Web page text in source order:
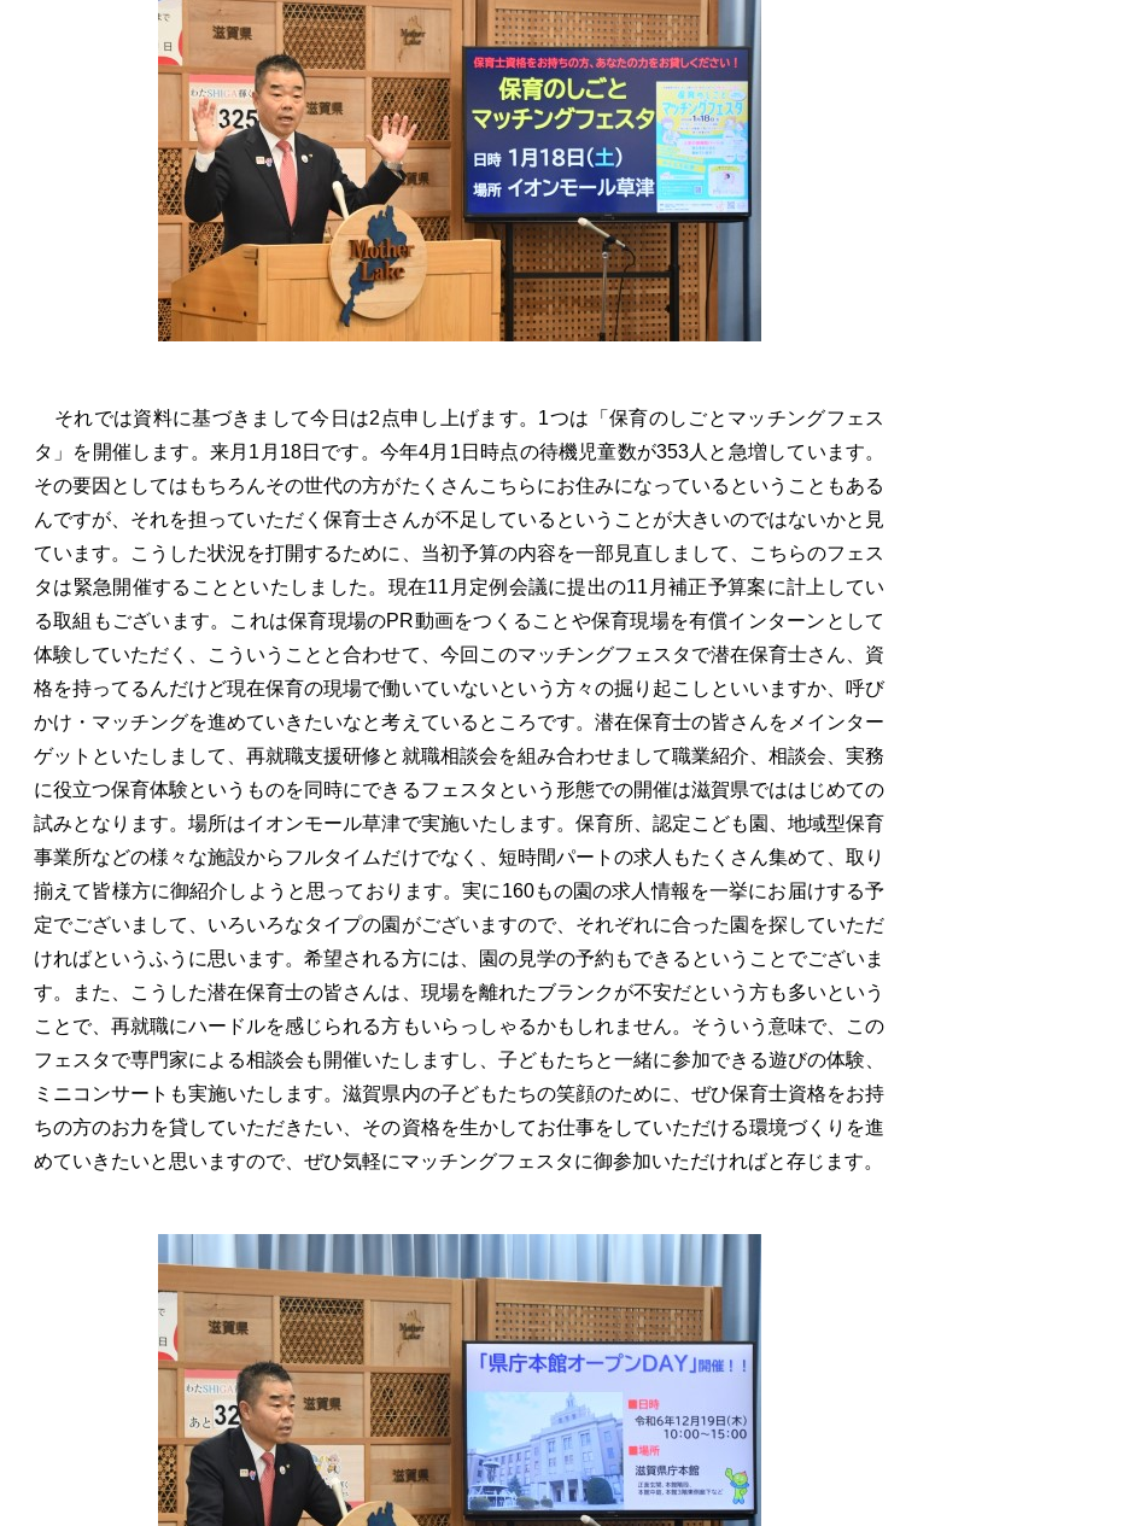
それでは資料に基づきまして今日は2点申し上げます。1つは「保育のしごとマッチングフェス
タ」を開催します。来月1月18日です。今年4月1日時点の待機児童数が353人と急増しています。
その要因としてはもちろんその世代の方がたくさんこちらにお住みになっているということもある
んですが、それを担っていただく保育士さんが不足しているということが大きいのではないかと見
ています。こうした状況を打開するために、当初予算の内容を一部見直しまして、こちらのフェス
タは緊急開催することといたしました。現在11月定例会議に提出の11月補正予算案に計上してい
る取組もございます。これは保育現場のPR動画をつくることや保育現場を有償インターンとして
体験していただく、こういうことと合わせて、今回このマッチングフェスタで潜在保育士さん、資
格を持ってるんだけど現在保育の現場で働いていないという方々の掘り起こしといいますか、呼び
かけ・マッチングを進めていきたいなと考えているところです。潜在保育士の皆さんをメインター
ゲットといたしまして、再就職支援研修と就職相談会を組み合わせまして職業紹介、相談会、実務
に役立つ保育体験というものを同時にできるフェスタという形態での開催は滋賀県でははじめての
試みとなります。場所はイオンモール草津で実施いたします。保育所、認定こども園、地域型保育
事業所などの様々な施設からフルタイムだけでなく、短時間パートの求人もたくさん集めて、取り
揃えて皆様方に御紹介しようと思っております。実に160もの園の求人情報を一挙にお届けする予
定でございまして、いろいろなタイプの園がございますので、それぞれに合った園を探していただ
ければというふうに思います。希望される方には、園の見学の予約もできるということでございま
す。また、こうした潜在保育士の皆さんは、現場を離れたブランクが不安だという方も多いという
ことで、再就職にハードルを感じられる方もいらっしゃるかもしれません。そういう意味で、この
フェスタで専門家による相談会も開催いたしますし、子どもたちと一緒に参加できる遊びの体験、
ミニコンサートも実施いたします。滋賀県内の子どもたちの笑顔のために、ぜひ保育士資格をお持
ちの方のお力を貸していただきたい、その資格を生かしてお仕事をしていただける環境づくりを進
めていきたいと思いますので、ぜひ気軽にマッチングフェスタに御参加いただければと存じます。